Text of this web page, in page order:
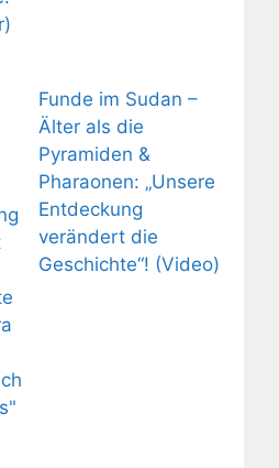
Funde im Sudan –
Älter als die
Pyramiden &
Pharaonen: „Unsere
Entdeckung
verändert die
Geschichte“! (Video)